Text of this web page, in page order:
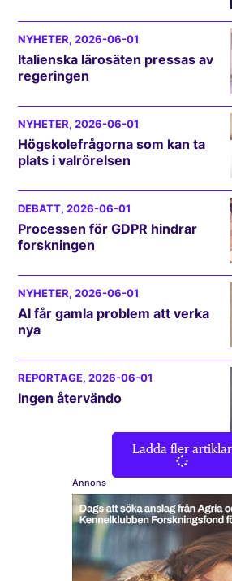
NYHETER, 2026-06-01
Italienska lärosäten pressas av
regeringen
NYHETER, 2026-06-01
Högskolefrågorna som kan ta
plats i valrörelsen
DEBATT, 2026-06-01
Processen för GDPR hindrar
forskningen
NYHETER, 2026-06-01
AI får gamla problem att verka
nya
REPORTAGE, 2026-06-01
Ingen återvändo
Ladda fler artiklar
Annons